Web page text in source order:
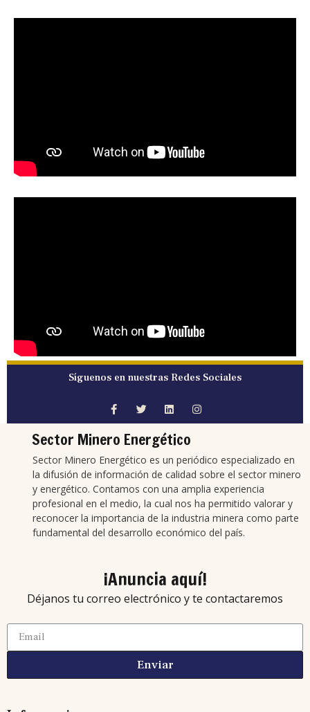
Síguenos en nuestras Redes Sociales
Sector Minero Energético
Sector Minero Energético es un periódico especializado en
la difusión de información de calidad sobre el sector minero
y energético. Contamos con una amplia experiencia
profesional en el medio, la cual nos ha permitido valorar y
reconocer la importancia de la industria minera como parte
fundamental del desarrollo económico del país.
¡Anuncia aquí!
Déjanos tu correo electrónico y te contactaremos
Enviar